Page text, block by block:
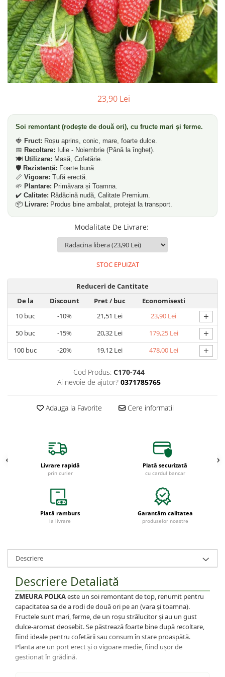
Dud
Corn
Smochin
Kaki
Mosmon
23,90 Lei
Soi remontant (rodește de două ori), cu fructe mari și ferme.
🍓 Fruct: Roșu aprins, conic, mare, foarte dulce.
📅 Recoltare: Iulie - Noiembrie (Până la îngheț).
🍽️ Utilizare: Masă, Cofetărie.
🛡️ Rezistență: Foarte bună.
📏 Vigoare: Tufă erectă.
🌱 Plantare: Primăvara și Toamna.
✔️ Calitate: Rădăcină nudă, Calitate Premium.
📦 Livrare: Produs bine ambalat, protejat la transport.
Modalitate De Livrare:
STOC EPUIZAT
Reduceri de Cantitate
De la
Discount Pret/ buc
Economisesti
10buc -10% 21,51 Lei 23,90 Lei +
50buc -15% 20,32 Lei 179,25 Lei +
100 buc -20% 19,12 Lei 478,00 Lei +
Cod Produs: C170-744
Ai nevoie de ajutor? 0371785765
Adauga la Favorite Cere informatii
Livrare rapidă
prin curier
Plată securizată
cu cardul bancar
Plată ramburs
la livrare
Garantăm calitatea
produselor noastre
Descriere
Descriere Detaliată
ZMEURA POLKAeste un soi remontant de top, renumit pentru
capacitatea sa de a rodi de două ori pe an (vara și toamna).
Fructele sunt mari, ferme, de un roșu strălucitor și au un gust
dulce-aromat deosebit. Se păstrează foarte bine după recoltare,
fiind ideale pentru cofetării sau consum în stare proaspătă.
Planta are un port erect și o vigoare medie, fiind ușor de
gestionat în grădină.